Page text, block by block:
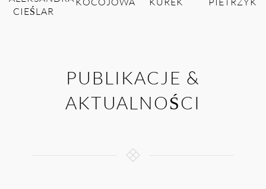
CIEŚLAR
PUBLIKACJE &
AKTUALNOŚCI